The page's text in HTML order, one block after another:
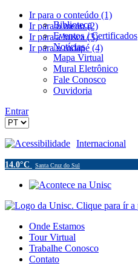
Ir para o conteúdo (1)
Ir para o menu (2)
Ir para a busca (3)
Ir para o rodapé (4)
Biblioteca
Eventos / Certificados
Notícias
Mapa Virtual
Mural Eletrônico
Fale Conosco
Ouvidoria
Entrar
Acessibilidade Internacional
14.0°C Santa Cruz do Sul
Onde Estamos
Tour Virtual
Trabalhe Conosco
Contato